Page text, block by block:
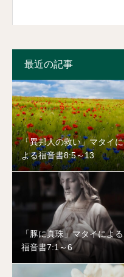
最近の記事
「異邦人の救い」マタイに
よる福音書8:5～13
「豚に真珠」マタイによる
福音書7:1～6